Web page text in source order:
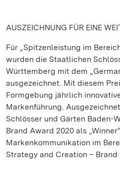
AUSZEICHNUNG FÜR EINE
Für „Spitzenleistung im
wurden die Staatlichen
Württemberg mit dem
ausgezeichnet. Mit diesem
Formgebung jährlich
Markenführung.
Schlösser und Gärten Baden-
Brand Award 2020 als
Markenkommunikation im
Strategy and Creation – Brand